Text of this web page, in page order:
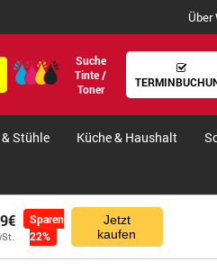
Über
Suche
Tinte /
Toner
Stühle Küche & Haushalt
Sparen
22%
Jetzt
kaufen